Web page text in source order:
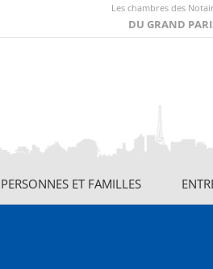
Les chambres des
DU GRAND
PERSONNES ET FAMILLES